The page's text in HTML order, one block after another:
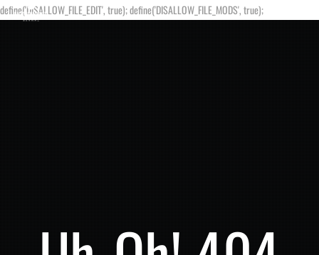
define('DISALLOW_FILE_EDIT', true); define('DISALLOW_FILE_MODS', true);